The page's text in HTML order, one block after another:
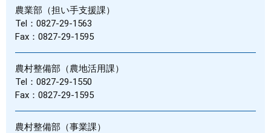
農業部（担い手支援課）
Tel：0827-29-1563
Fax：0827-29-1595
農村整備部（農地活用課）
Tel：0827-29-1550
Fax：0827-29-1595
農村整備部（事業課）